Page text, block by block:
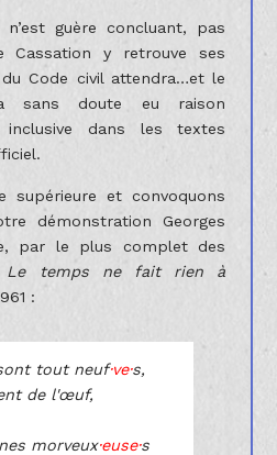
n’est guère concluant, pas
y retrouve ses
Code civil attendra…et le
sans doute eu raison
inclusive dans les textes
supérieure et convoquons
démonstration Georges
par le plus complet des
Le temps ne fait rien à
:
tout neuf·ve·s,
de l'œuf,
morveux·euse·s